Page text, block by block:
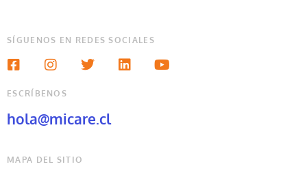
SÍGUENOS EN REDES SOCIALES
ESCRÍBENOS
hola@micare.cl
MAPA DEL SITIO